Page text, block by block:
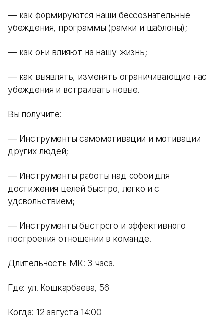
— как формируются наши бессознательные
убеждения, программы (рамки и шаблоны);
— как они влияют на нашу жизнь;
— как выявлять, изменять ограничивающие нас
убеждения и встраивать новые.
Вы получите:
— Инструменты самомотивации и мотивации
других людей;
— Инструменты работы над собой для
достижения целей быстро, легко и с
удовольствием;
— Инструменты быстрого и эффективного
построения отношении в команде.
Длительность МК: 3 часа.
Где: ул. Кошкарбаева, 56
Когда: 12 августа 14:00